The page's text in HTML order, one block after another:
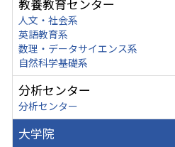
教養教育センター
人文・社会系
英語教育系
数理・データサイエンス系
自然科学基礎系
分析センター
分析センター
大学院